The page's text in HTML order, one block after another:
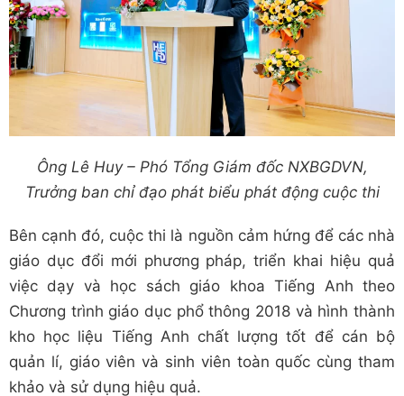
Ông Lê Huy – Phó Tổng Giám đốc NXBGDVN,
Trưởng ban chỉ đạo phát biểu phát động cuộc thi
Bên cạnh đó, cuộc thi là nguồn cảm hứng để các nhà
giáo dục đổi mới phương pháp, triển khai hiệu quả
việc dạy và học sách giáo khoa Tiếng Anh theo
Chương trình giáo dục phổ thông 2018 và hình thành
kho học liệu Tiếng Anh chất lượng tốt để cán bộ
quản lí, giáo viên và sinh viên toàn quốc cùng tham
khảo và sử dụng hiệu quả.